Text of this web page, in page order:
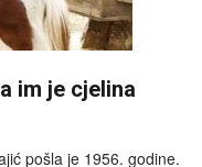
im je cjelina
pošla je 1956. godine.